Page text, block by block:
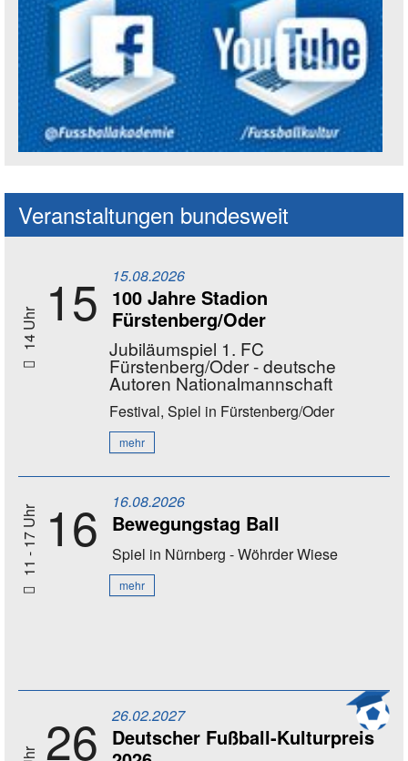
Veranstaltungen bundesweit
14 Uhr 15 15.08.2026
100 Jahre Stadion
Fürstenberg/Oder
Jubiläumspiel 1. FC
Fürstenberg/Oder - deutsche
Autoren Nationalmannschaft
Festival, Spiel in Fürstenberg/Oder
mehr
11 - 17 Uhr 16 16.08.2026
Bewegungstag Ball
Spiel in Nürnberg - Wöhrder Wiese
mehr
26 26.02.2027
Deutscher Fußball-Kulturpreis